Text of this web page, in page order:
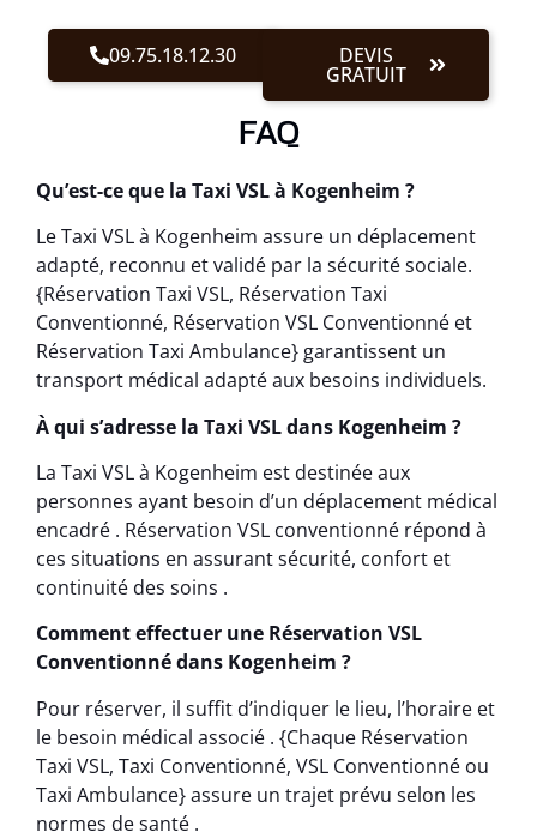
09.75.18.12.30 DEVIS
GRATUIT
FAQ
Qu’est-ce que la Taxi VSL à Kogenheim ?
Le Taxi VSL à Kogenheim assure un déplacement
adapté, reconnu et validé par la sécurité sociale.
{Réservation Taxi VSL, Réservation Taxi
Conventionné, Réservation VSL Conventionné et
Réservation Taxi Ambulance} garantissent un
transport médical adapté aux besoins individuels.
À qui s’adresse la Taxi VSL dans Kogenheim ?
La Taxi VSL à Kogenheim est destinée aux
personnes ayant besoin d’un déplacement médical
encadré . Réservation VSL conventionné répond à
ces situations en assurant sécurité, confort et
continuité des soins .
Comment effectuer une Réservation VSL
Conventionné dans Kogenheim ?
Pour réserver, il suffit d’indiquer le lieu, l’horaire et
le besoin médical associé . {Chaque Réservation
Taxi VSL, Taxi Conventionné, VSL Conventionné ou
Taxi Ambulance} assure un trajet prévu selon les
normes de santé .